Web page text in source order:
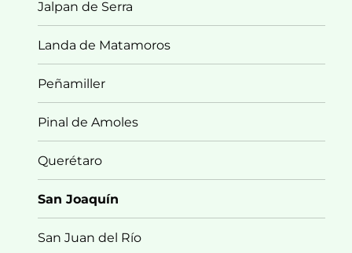
Jalpan de Serra
Landa de Matamoros
Peñamiller
Pinal de Amoles
Querétaro
San Joaquín
San Juan del Río